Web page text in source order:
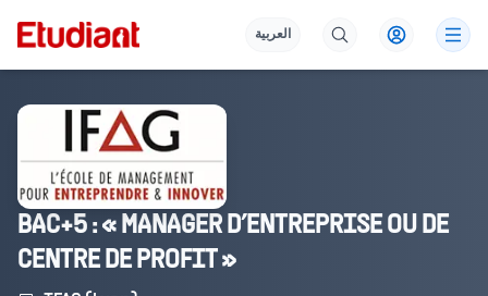
العربية
BAC+5 : « MANAGER D’ENTREPRISE OU DE
CENTRE DE PROFIT »